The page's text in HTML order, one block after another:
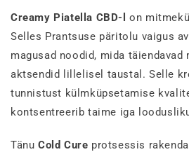
Creamy Piatella CBD-l
on
Selles Prantsuse päritolu vaigus
magusad noodid, mida täiendavad
aktsendid lillelisel taustal. Selle
tunnistust külmküpsetamise
kontsentreerib taime iga
Tänu Cold Cure protsessis